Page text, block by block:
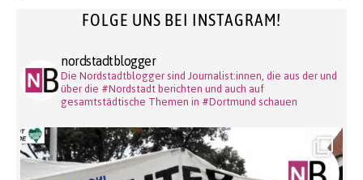
FOLGE UNS BEI INSTAGRAM!
nordstadtblogger
Die Nordstadtblogger sind Journalist:innen, die aus der und
über die #Nordstadt berichten und auch auf
gesamtstädtische Themen in #Dortmund schauen